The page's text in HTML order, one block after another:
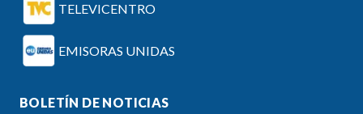
TELEVICENTRO
EMISORAS UNIDAS
BOLETÍN DE NOTICIAS